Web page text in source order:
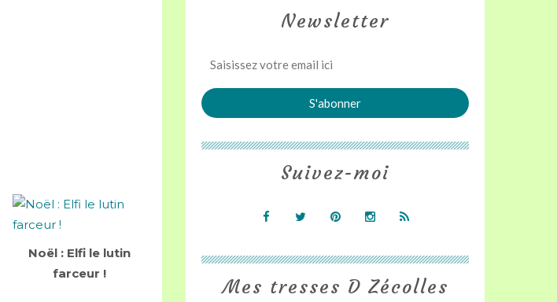
Noël : Elfi le lutin
farceur !
Newsletter
Mes tresses D Zécolles
Suivez-moi